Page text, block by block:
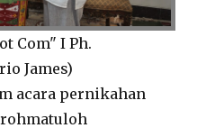
Com" I Ph.
James)
acara pernikahan